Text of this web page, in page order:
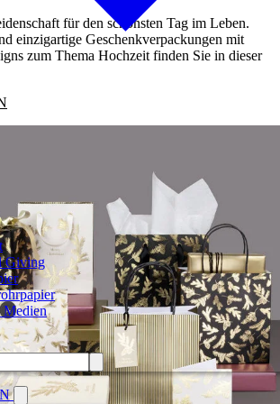
Giving
für den schönsten Tag im Leben.
einzigartige Geschenkverpackungen mit
zum Thema Hochzeit finden Sie in dieser